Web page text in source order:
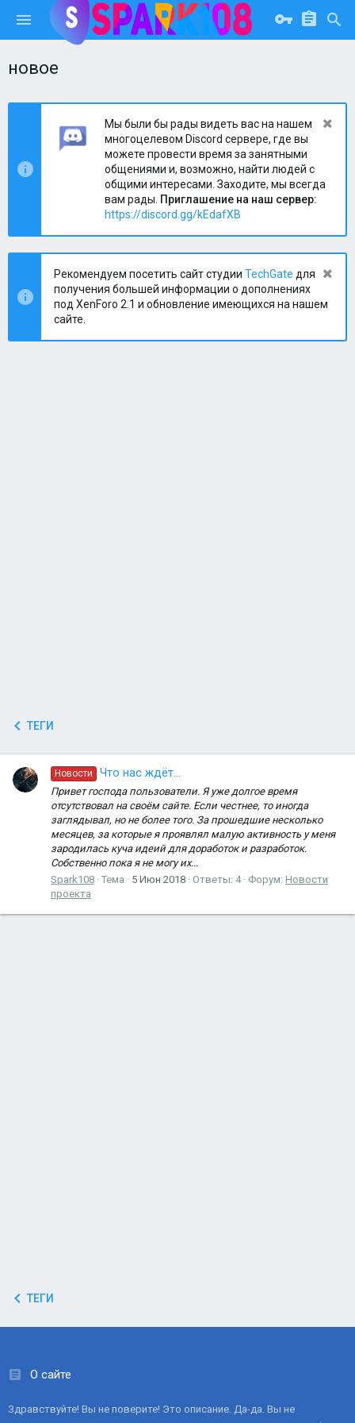
новое
Мы были бы рады видеть вас на нашем
многоцелевом Discord сервере, где вы
можете провести время за занятными
общениями и, возможно, найти людей с
общими интересами. Заходите, мы всегда
вам рады. Приглашение на наш сервер:
https://discord.gg/kEdafXB
Рекомендуем посетить сайт студии TechGate для
получения большей информации о дополнениях
под XenForo 2.1 и обновление имеющихся на нашем
сайте.
ТЕГИ
Новости Что нас ждёт...
Привет господа пользователи. Я уже долгое время
отсутствовал на своём сайте. Если честнее, то иногда
заглядывал, но не более того. За прошедшие несколько
месяцев, за которые я проявлял малую активность у меня
зародилась куча идеий для доработок и разработок.
Собственно пока я не могу их...
Spark108 Тема 5 Июн 2018 Ответы: 4 Форум: Новости
проекта
ТЕГИ
О сайте
Здравствуйте! Вы не поверите! Это описание. Да-да. Вы не